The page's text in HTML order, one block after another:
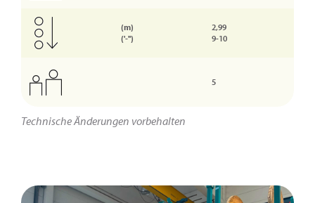
(m)
('-'')
2,99
9-10
5
Technische Änderungen vorbehalten